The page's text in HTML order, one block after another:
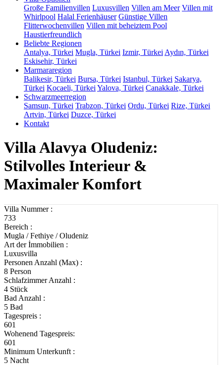
Große Familienvillen Luxusvillen Villen am Meer Villen mit
Whirlpool Halal Ferienhäuser Günstige Villen
Flitterwochenvillen Villen mit beheiztem Pool
Haustierfreundlich
Beliebte Regionen
Antalya, Türkei Mugla, Türkei Izmir, Türkei Aydın, Türkei
Eskisehir, Türkei
Marmararegion
Balikesir, Türkei Bursa, Türkei Istanbul, Türkei Sakarya,
Türkei Kocaeli, Türkei Yalova, Türkei Canakkale, Türkei
Schwarzmeerregion
Samsun, Türkei Trabzon, Türkei Ordu, Türkei Rize, Türkei
Artvin, Türkei Duzce, Türkei
Kontakt
Villa Alavya Oludeniz:
Stilvolles Interieur &
Maximaler Komfort
Villa Nummer :
733
Bereich :
Mugla / Fethiye / Oludeniz
Art der İmmobilien :
Luxusvilla
Personen Anzahl (Max) :
8 Person
Schlafzimmer Anzahl :
4 Stück
Bad Anzahl :
5 Bad
Tagespreis :
601
Wohenend Tagespreis:
601
Minimum Unterkunft :
5 Nacht